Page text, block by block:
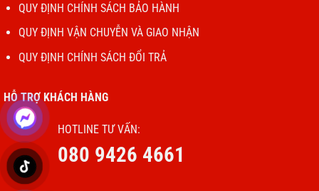
QUY ĐỊNH CHÍNH SÁCH BẢO HÀNH
QUY ĐỊNH VẬN CHUYỄN VÀ GIAO NHẬN
QUY ĐỊNH CHÍNH SÁCH ĐỔI TRẢ
HỖ TRỢ KHÁCH HÀNG
HOTLINE TƯ VẤN:
080 9426 4661